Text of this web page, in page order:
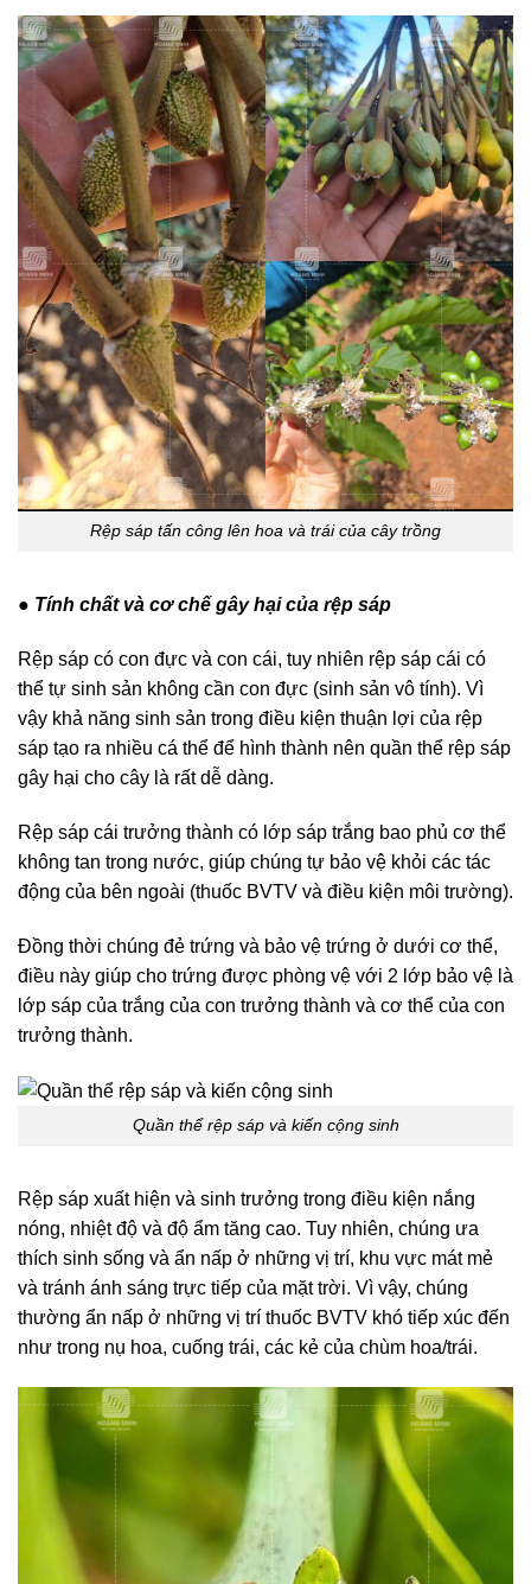
Rệp sáp tấn công lên hoa và trái của cây trồng
● Tính chất và cơ chế gây hại của rệp sáp
Rệp sáp có con đực và con cái, tuy nhiên rệp sáp cái có
thể tự sinh sản không cần con đực (sinh sản vô tính). Vì
vậy khả năng sinh sản trong điều kiện thuận lợi của rệp
sáp tạo ra nhiều cá thể để hình thành nên quần thể rệp sáp
gây hại cho cây là rất dễ dàng.
Rệp sáp cái trưởng thành có lớp sáp trắng bao phủ cơ thể
không tan trong nước, giúp chúng tự bảo vệ khỏi các tác
động của bên ngoài (thuốc BVTV và điều kiện môi trường).
Đồng thời chúng đẻ trứng và bảo vệ trứng ở dưới cơ thể,
điều này giúp cho trứng được phòng vệ với 2 lớp bảo vệ là
lớp sáp của trắng của con trưởng thành và cơ thể của con
trưởng thành.
Quần thể rệp sáp và kiến cộng sinh
Rệp sáp xuất hiện và sinh trưởng trong điều kiện nắng
nóng, nhiệt độ và độ ẩm tăng cao. Tuy nhiên, chúng ưa
thích sinh sống và ẩn nấp ở những vị trí, khu vực mát mẻ
và tránh ánh sáng trực tiếp của mặt trời. Vì vậy, chúng
thường ẩn nấp ở những vị trí thuốc BVTV khó tiếp xúc đến
như trong nụ hoa, cuống trái, các kẻ của chùm hoa/trái.